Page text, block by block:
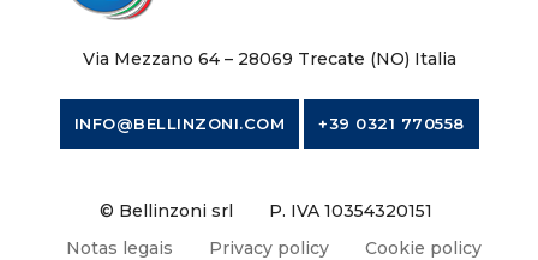
Via Mezzano 64 – 28069 Trecate (NO) Italia
INFO@BELLINZONI.COM +39 0321 770558
© Bellinzoni srl
P. IVA 10354320151
Notas legais
Privacy policy Cookie policy